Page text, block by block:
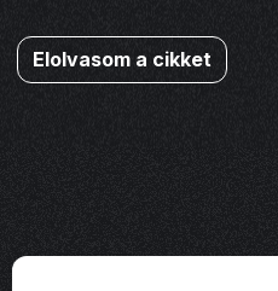
Elolvasom a cikket